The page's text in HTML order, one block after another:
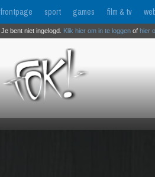
frontpage sport games film & tv
Je bent niet ingelogd. Klik hier om in te loggen of hier